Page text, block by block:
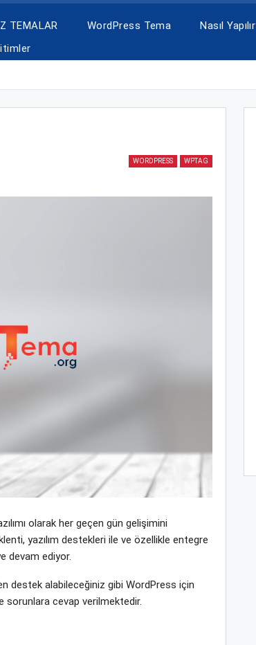
TEMALAR WordPress Tema Nasıl Yapılır
WORDPRESS WPTAG
olarak her geçen gün gelişimini
yazılım destekleri ile ve özellikle entegre
devam ediyor.
destek alabileceğiniz gibi WordPress için
sorunlara cevap verilmektedir.